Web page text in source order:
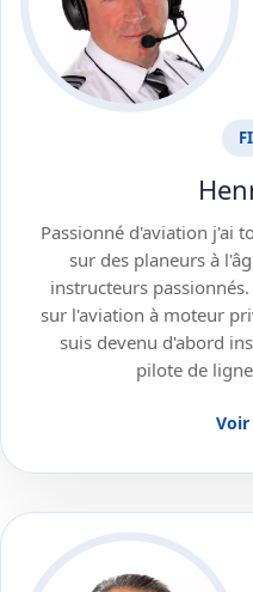
Passionné d'aviation j'ai
sur des planeurs à
instructeurs
sur l'aviation à moteur
suis devenu d'abord
pilote de